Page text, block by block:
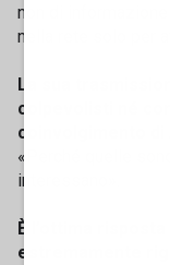
non di
nella rete solo per
La sua
colpevolisti né
coinvolgimento di
«Perché quelle
interessano».
È l’ottima
estremamente